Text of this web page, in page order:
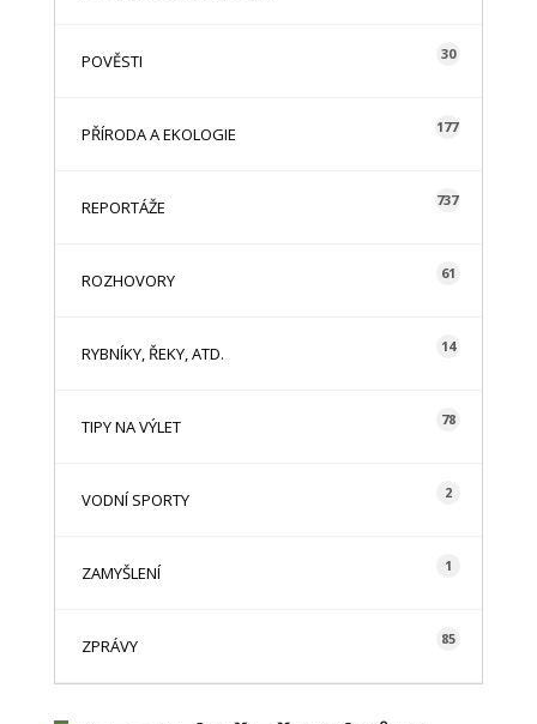
POVĚSTI 30
PŘÍRODA A EKOLOGIE 177
REPORTÁŽE 737
ROZHOVORY 61
RYBNÍKY, ŘEKY, ATD. 14
TIPY NA VÝLET 78
VODNÍ SPORTY 2
ZAMYŠLENÍ 1
ZPRÁVY 85